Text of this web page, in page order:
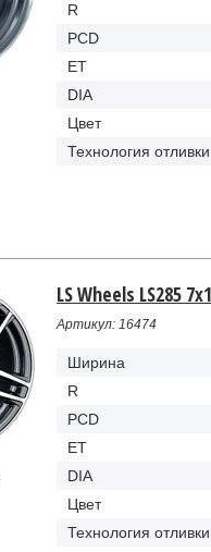
R
PCD
ET
DIA
Цвет
Технология отливки
LS Wheels LS285
Артикул: 16474
Ширина
R
PCD
ET
DIA
Цвет
Технология отливки